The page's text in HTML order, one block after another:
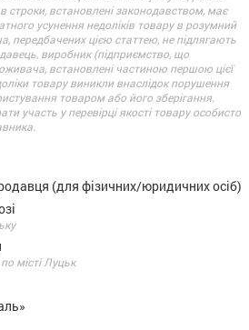
строки, встановлені законодавством, має
усунення недоліків товару в розумний
передбачених цією статтею, не підлягають
виробник (підприємство, що
встановлені частиною першою цієї
товару виникли внаслідок порушення
товаром або його зберігання.
участь у перевірці якості товару особисто
(для фізичних/юридичних осіб)
місті Луцьк